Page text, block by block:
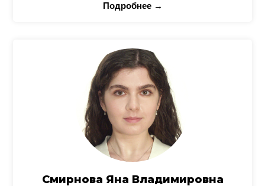
Подробнее →
Смирнова Яна Владимировна